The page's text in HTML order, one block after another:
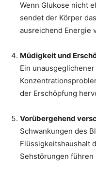
Wenn Glukose nicht
sendet der Körper
ausreichend Energie
Müdigkeit und
Ein
der Erschöpfung
Vorübergehend
Schwankungen des
Flüssigkeitshaushalt
Sehstörungen führen